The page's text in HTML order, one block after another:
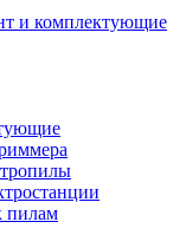
и комплектующие
пилам